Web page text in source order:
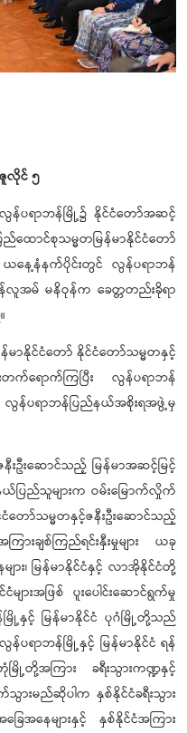
လိုင် ၅
ပရာဘန်မြို့၌ နိုင်ငံတော်အဆင့်
ထောင်စုသမ္မတမြန်မာနိုင်ငံတော်
ယနေ့နံနက်ပိုင်းတွင် လွန်ပရာဘန်
လူအမ် မနိဝုန်က ခေတ္တတည်းခိုရာ
ာနိုင်ငံတော် နိုင်ငံတော်သမ္မတနှင့်
က်ရောက်ကြပြီး လွန်ပရာဘန်
ပရာဘန်ပြည်နယ်အစိုးရအဖွဲ့မှ
းဆောင်သည့် မြန်မာအဆင့်မြင့်
ည်သူများက ဝမ်းမြောက်လှိုက်
တော်သမ္မတနှင့်ဇနီးဦးဆောင်သည့်
ားချစ်ကြည်ရင်းနှီးမှုများ ယခု
း၊ မြန်မာနိုင်ငံနှင့် လာအိုနိုင်ငံတို့
ားအဖြစ် ပူးပေါင်းဆောင်ရွက်မှု
မြို့နှင့် မြန်မာနိုင်ငံ ပုဂံမြို့တို့သည်
လွန်ပရာဘန်မြို့နှင့် မြန်မာနိုင်ငံ ရန်
ြို့တို့အကြား ခရီးသွားကဏ္ဍနှင့်
ားမည်ဆိုပါက နှစ်နိုင်ငံခရီးသွား
ေအနေများနှင့် နှစ်နိုင်ငံအကြား